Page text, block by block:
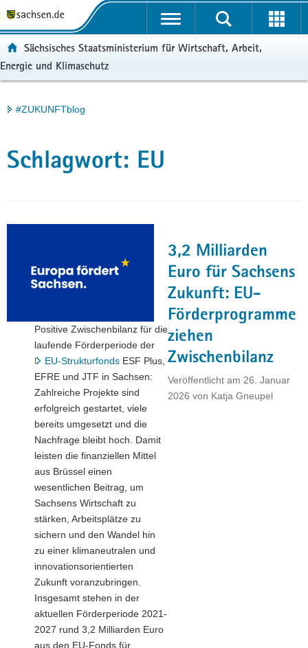
t
a
l
r
g
a
u
p
t
a
l
e
r
v
Portalübergreifende
Sächsisches Staatsministerium für Wirtschaft, Arbeit,
Energie und Klimaschutz
Hauptinhalt
#ZUKUNFTblog
Schlagwort: EU
3,2 Milliarden
Euro für Sachsens
Zukunft: EU-
Förderprogramme
ziehen
Zwischenbilanz
Veröffentlicht am 26. Januar
2026 von Katja Gneupel
Positive Zwischenbilanz für die
laufende Förderperiode der
EU-Strukturfonds ESF Plus,
EFRE und JTF in Sachsen:
Zahlreiche Projekte sind
erfolgreich gestartet, viele
bereits umgesetzt und die
Nachfrage bleibt hoch. Damit
leisten die finanziellen Mittel
aus Brüssel einen
wesentlichen Beitrag, um
Sachsens Wirtschaft zu
stärken, Arbeitsplätze zu
sichern und den Wandel hin
zu einer klimaneutralen und
innovationsorientierten
Zukunft voranzubringen.
Insgesamt stehen in der
aktuellen Förderperiode 2021-
2027 rund 3,2 Milliarden Euro
aus den EU-Fonds für